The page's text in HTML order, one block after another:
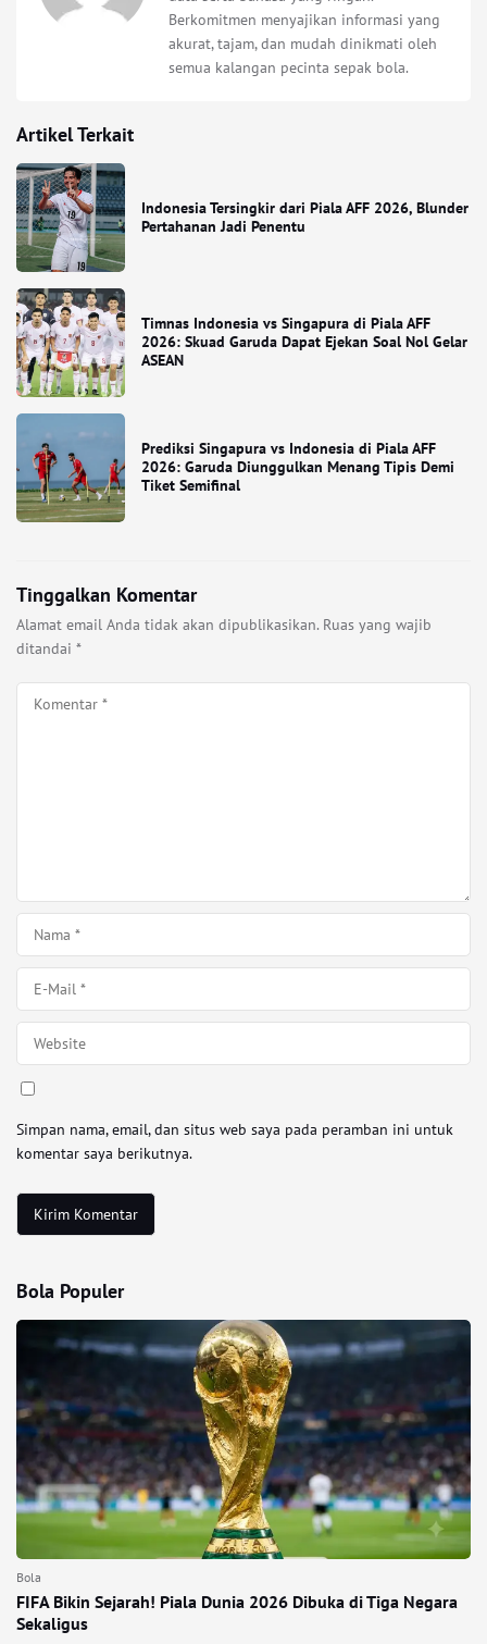
Berkomitmen menyajikan informasi yang
akurat, tajam, dan mudah dinikmati oleh
semua kalangan pecinta sepak bola.
Artikel Terkait
Indonesia Tersingkir dari Piala AFF 2026, Blunder
Pertahanan Jadi Penentu
Timnas Indonesia vs Singapura di Piala AFF
2026: Skuad Garuda Dapat Ejekan Soal Nol Gelar
ASEAN
Prediksi Singapura vs Indonesia di Piala AFF
2026: Garuda Diunggulkan Menang Tipis Demi
Tiket Semifinal
Tinggalkan Komentar
Alamat email Anda tidak akan dipublikasikan. Ruas yang wajib
ditandai *
Simpan nama, email, dan situs web saya pada peramban ini untuk
komentar saya berikutnya.
Bola Populer
Bola
FIFA Bikin Sejarah! Piala Dunia 2026 Dibuka di Tiga Negara
Sekaligus